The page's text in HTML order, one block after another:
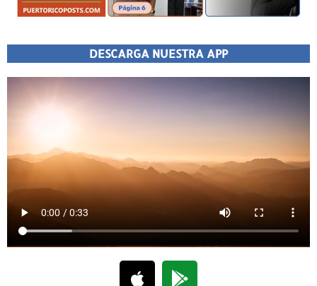
DESCARGA NUESTRA APP